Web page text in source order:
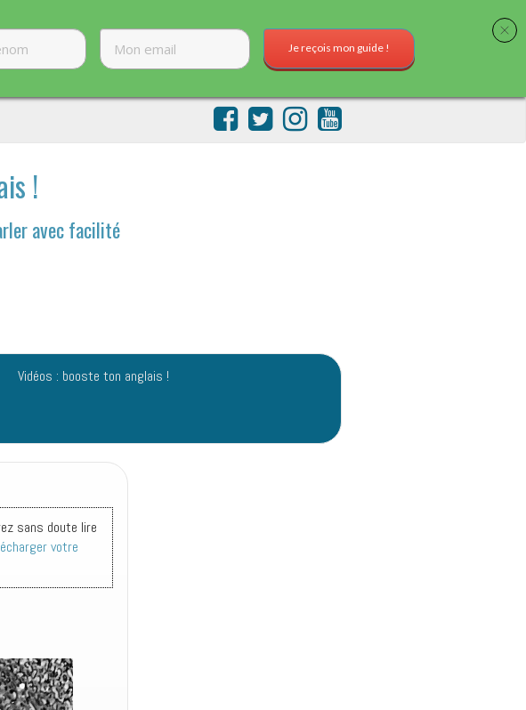
!
avec facilité
Vidéos : booste ton anglais !
sans doute lire
votre
Je reçois mon guide !